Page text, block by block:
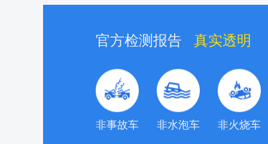
官方检测报告 真实透明
非事故车 非水泡车 非火烧车